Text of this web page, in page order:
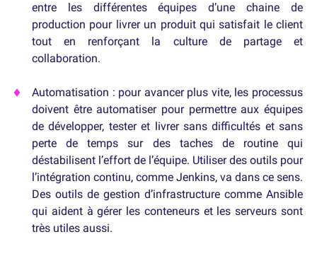
entre les différentes équipes d’une chaine de
production pour livrer un produit qui satisfait le client
tout en renforçant la culture de partage et
collaboration.
Automatisation : pour avancer plus vite, les processus
doivent être automatiser pour permettre aux équipes
de développer, tester et livrer sans difficultés et sans
perte de temps sur des taches de routine qui
déstabilisent l’effort de l’équipe. Utiliser des outils pour
l’intégration continu, comme Jenkins, va dans ce sens.
Des outils de gestion d’infrastructure comme Ansible
qui aident à gérer les conteneurs et les serveurs sont
très utiles aussi.